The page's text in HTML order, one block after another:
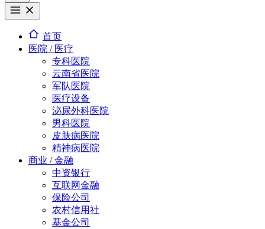
首页
医院 / 医疗
专科医院
云南省医院
军队医院
医疗设备
泌尿外科医院
男科医院
皮肤病医院
精神病医院
商业 / 金融
中资银行
互联网金融
保险公司
农村信用社
基金公司